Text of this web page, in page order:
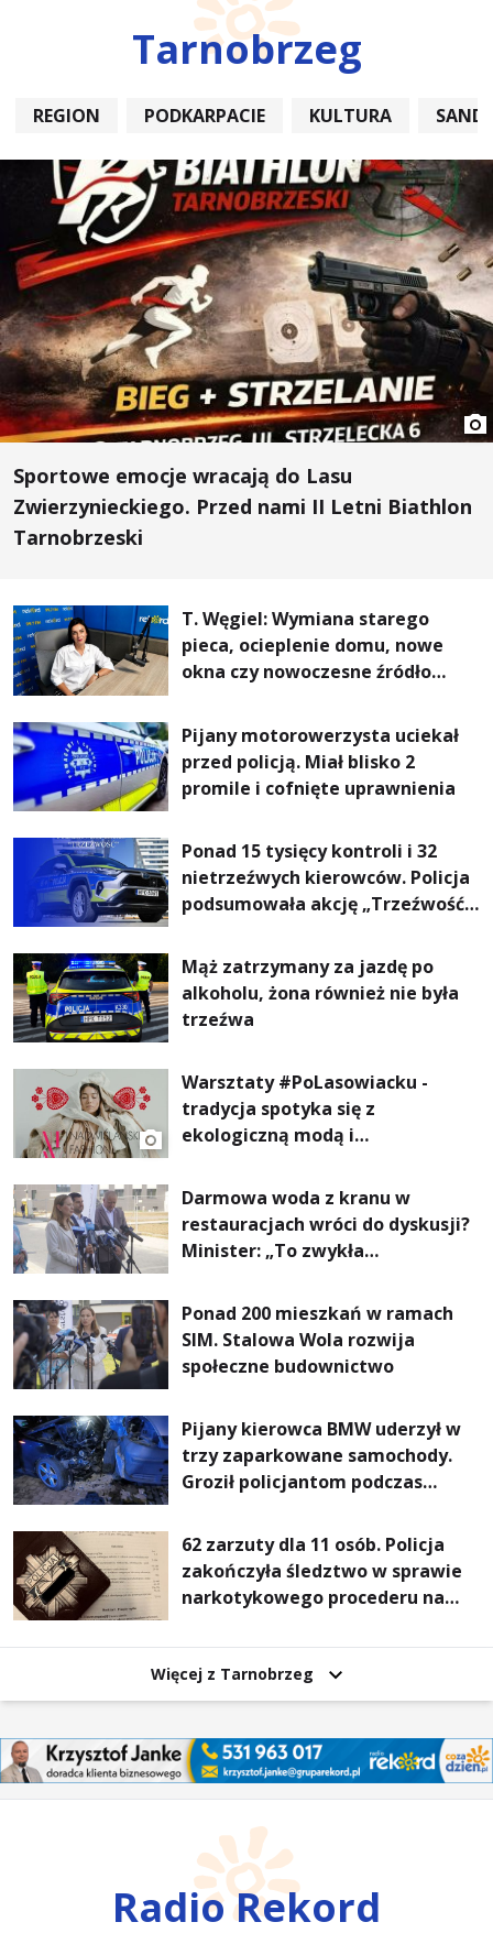
Tarnobrzeg
REGION PODKARPACIE KULTURA
Sportowe emocje wracają do Lasu
Zwierzynieckiego. Przed nami II Letni Biathlon
Tarnobrzeski
T. Węgiel: Wymiana starego
pieca, ocieplenie domu, nowe
okna czy nowoczesne źródło
rachunki za energię, lepszy
komfort życia i... czystsze
powietrze
Pijany motorowerzysta uciekał
przed policją. Miał blisko 2
promile i cofnięte uprawnienia
Ponad 15 tysięcy kontroli i 32
nietrzeźwych kierowców. Policja
podsumowała akcję „Trzeźwość”
Mąż zatrzymany za jazdę po
alkoholu, żona również nie była
trzeźwa
Warsztaty #PoLasowiacku -
tradycja spotyka się z
ekologiczną modą i
Darmowa woda z kranu w
restauracjach wróci do dyskusji?
Minister: „To zwykła
Ponad 200 mieszkań w ramach
SIM. Stalowa Wola rozwija
społeczne budownictwo
Pijany kierowca BMW uderzył w
trzy zaparkowane samochody.
Groził policjantom podczas
62 zarzuty dla 11 osób. Policja
zakończyła śledztwo w sprawie
narkotykowego procederu na
Więcej z Tarnobrzeg
Radio Rekord